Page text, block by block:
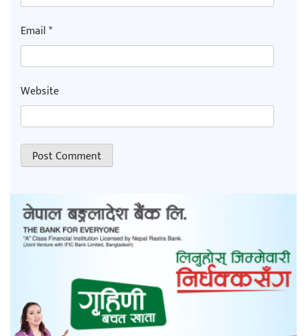
Email*
Website